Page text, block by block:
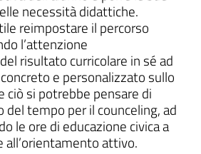
necessità didattiche.
reimpostare il percorso
l’attenzione
risultato curricolare in sé ad
e personalizzato sullo
ciò si potrebbe pensare di
del tempo per il counceling, ad
le ore di educazione civica a
all’orientamento attivo.